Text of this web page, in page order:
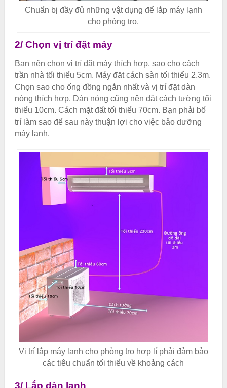
Chuẩn bị đầy đủ những vật dụng để lắp máy lạnh
cho phòng trọ.
2/ Chọn vị trí đặt máy
Bạn nên chọn vị trí đặt máy thích hợp, sao cho cách
trần nhà tối thiểu 5cm. Máy đặt cách sàn tối thiểu 2,3m.
Chọn sao cho ống đồng ngắn nhất và vị trí đặt dàn
nóng thích hợp. Dàn nóng cũng nên đặt cách tường tối
thiểu 10cm. Cách mặt đất tối thiểu 70cm. Bạn phải bố
trí làm sao để sau này thuận lợi cho việc bảo dưỡng
máy lạnh.
Vị trí lắp máy lạnh cho phòng trọ hợp lí phải đảm bảo
các tiêu chuẩn tối thiểu về khoảng cách
3/ Lắp dàn lạnh